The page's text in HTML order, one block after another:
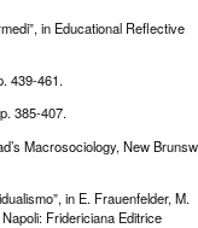
in Educational Reflective
439-461.
385-407.
Macrosociology, New
in E. Frauenfelder, M.
Fridericiana Editrice